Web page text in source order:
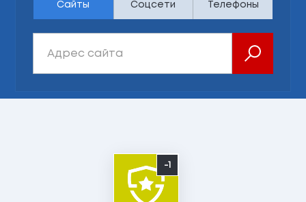
Сайты Соцсети Телефоны
-1